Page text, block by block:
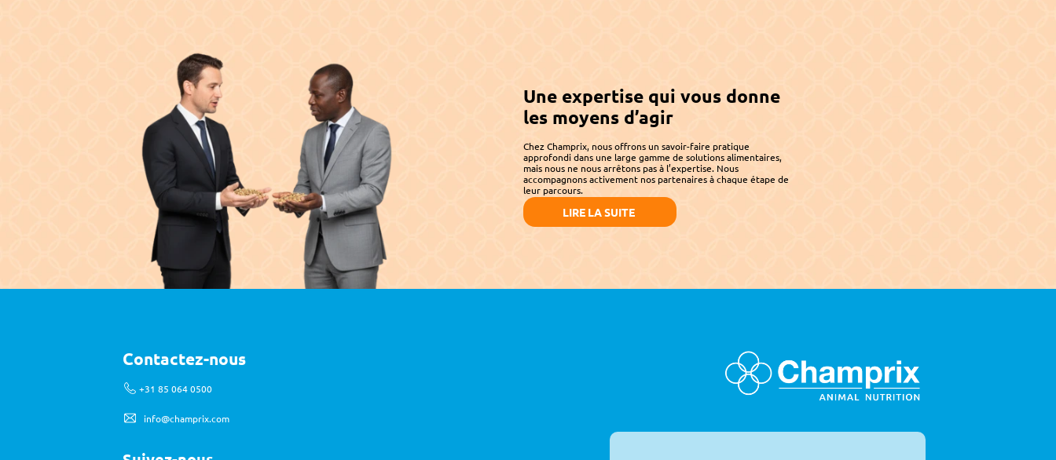
Une expertise qui vous donne
les moyens d’agir
Chez Champrix, nous offrons un savoir-faire pratique
approfondi dans une large gamme de solutions alimentaires,
mais nous ne nous arrêtons pas à l’expertise. Nous
accompagnons activement nos partenaires à chaque étape de
leur parcours.
LIRE LA SUITE
Contactez-nous
info@champrix.com
+31 85 064 0500